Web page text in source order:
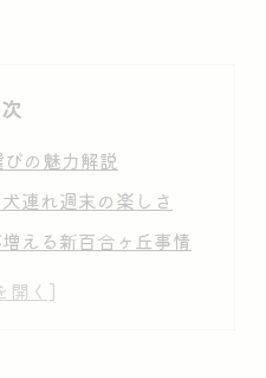
の魅力解説
連れ週末の楽しさ
える新百合ヶ丘事情
酒屋サービス紹介